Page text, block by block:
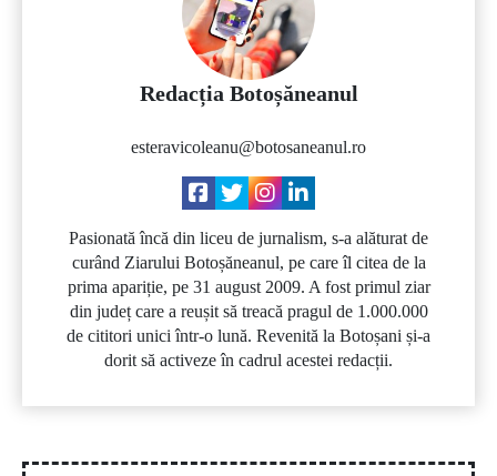
Redacția Botoșăneanul
esteravicoleanu@botosaneanul.ro
Pasionată încă din liceu de jurnalism, s-a alăturat de
curând Ziarului Botoșăneanul, pe care îl citea de la
prima apariție, pe 31 august 2009. A fost primul ziar
din județ care a reușit să treacă pragul de 1.000.000
de cititori unici într-o lună. Revenită la Botoșani și-a
dorit să activeze în cadrul acestei redacții.